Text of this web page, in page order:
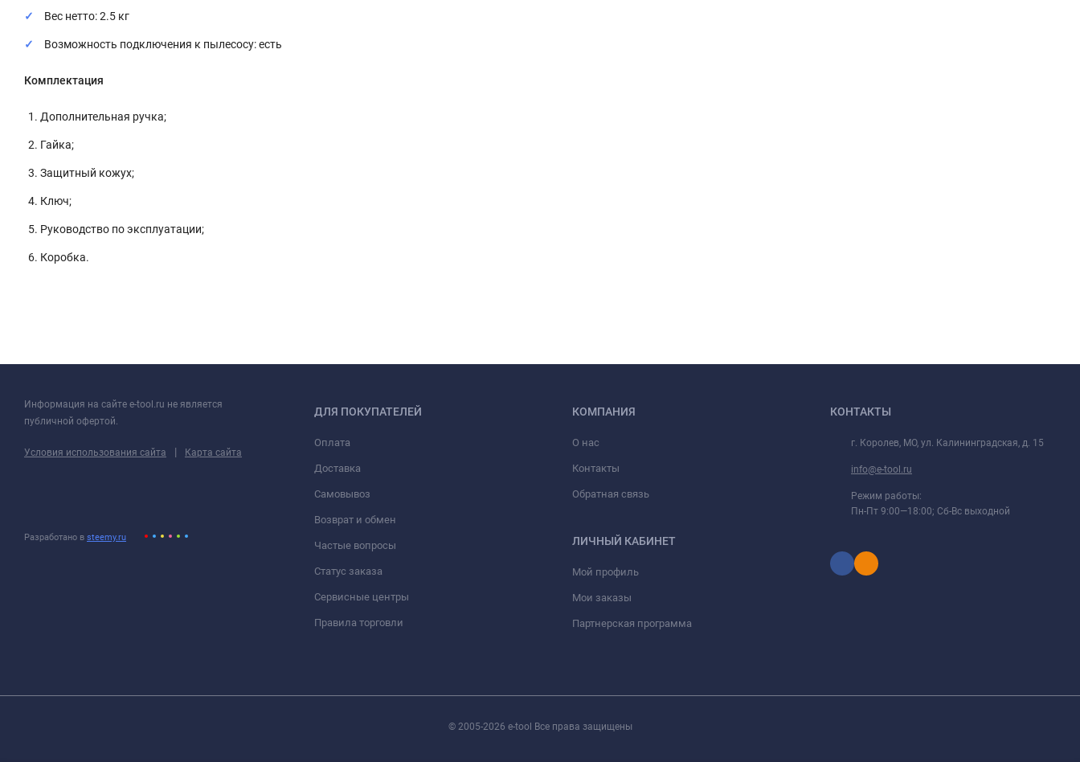
Вес нетто: 2.5 кг
Возможность подключения к пылесосу: есть
Комплектация
Дополнительная ручка;
Гайка;
Защитный кожух;
Ключ;
Руководство по эксплуатации;
Коробка.
Информация на сайте e-tool.ru не является
публичной офертой.
Условия использования сайта | Карта сайта
Разработано в steemy.ru
ДЛЯ ПОКУПАТЕЛЕЙ
Оплата
Доставка
Самовывоз
Возврат и обмен
Частые вопросы
Статус заказа
Сервисные центры
Правила торговли
КОМПАНИЯ
О нас
Контакты
Обратная связь
ЛИЧНЫЙ КАБИНЕТ
Мой профиль
Мои заказы
Партнерская программа
КОНТАКТЫ
г. Королев, МО, ул. Калининградская, д. 15
info@e-tool.ru
Режим работы:
Пн-Пт 9:00—18:00; Сб-Вс выходной
© 2005-2026 e-tool Все права защищены